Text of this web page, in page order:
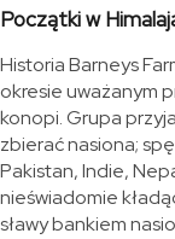
Początki w
Historia Barneys
okresie uważanym
konopi. Grupa
zbierać nasiona;
Pakistan, Indie,
nieświadomie
sławy bankiem